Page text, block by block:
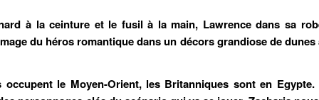
à la ceinture et le fusil à la main, Lawrence dans sa
du héros romantique dans un décors grandiose de dunes
occupent le Moyen-Orient, les Britanniques sont en Egypte.